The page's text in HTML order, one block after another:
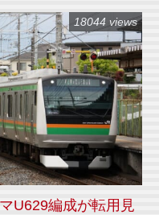
U629編成が転用見
18044 views